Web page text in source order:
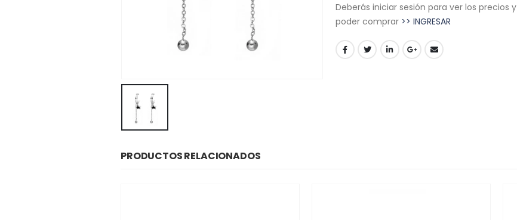
Deberás iniciar sesión para ver los precios y
poder comprar >> INGRESAR
PRODUCTOS RELACIONADOS